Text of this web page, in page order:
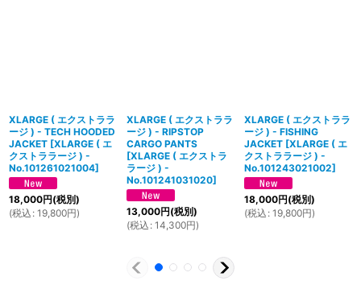
XLARGE ( エクストララ
ージ ) - TECH HOODED
JACKET [XLARGE ( エ
クストララージ ) -
No.101261021004]
18,000円(税別)
(税込 : 19,800円)
XLARGE ( エクストララ
ージ ) - RIPSTOP
CARGO PANTS
[XLARGE ( エクストラ
ラージ ) -
No.101241031020]
13,000円(税別)
(税込 : 14,300円)
XLARGE ( エクストララ
ージ ) - FISHING
JACKET [XLARGE ( エ
クストララージ ) -
No.101243021002]
18,000円(税別)
(税込 : 19,800円)